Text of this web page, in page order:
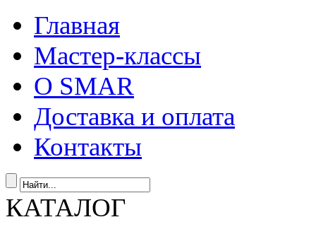
Главная
Мастер-классы
О SMAR
Доставка и оплата
Контакты
КАТАЛОГ